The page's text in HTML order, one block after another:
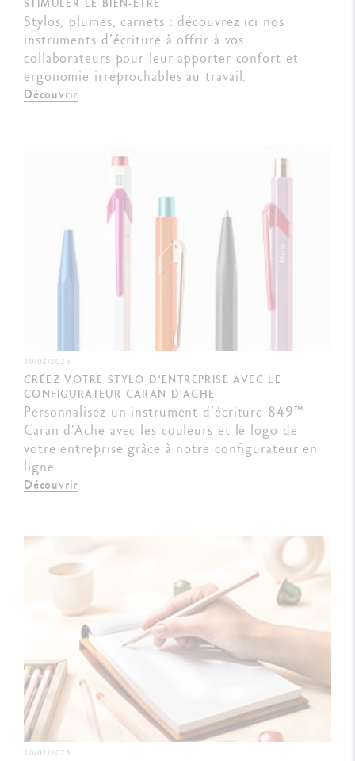
Stylos, plumes, carnets : découvrez ici nos
instruments d’écriture à offrir à vos
collaborateurs pour leur apporter confort et
ergonomie irréprochables au travail.
Découvrir
10/02/2025
CRÉEZ VOTRE STYLO D'ENTREPRISE AVEC LE
CONFIGURATEUR CARAN D’ACHE
Personnalisez un instrument d’écriture 849™
Caran d’Ache avec les couleurs et le logo de
votre entreprise grâce à notre configurateur en
ligne.
Découvrir
10/02/2025